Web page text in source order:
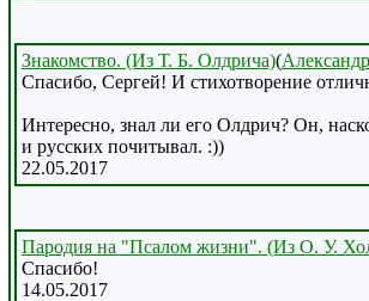
Знакомство. (Из Т. Б. Олдрича)(
Спасибо, Сергей! И стихотворение
Интересно, знал ли его Олдрич? Он,
и русских почитывал. :))
22.05.2017
Пародия на "Псалом жизни". (Из О. У.
Спасибо!
14.05.2017